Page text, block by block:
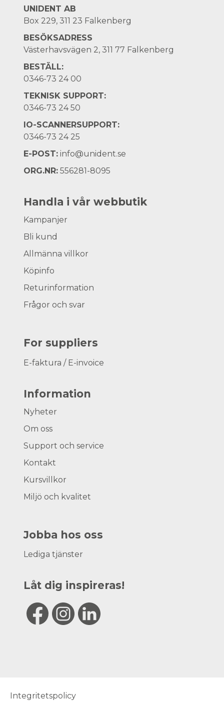
UNIDENT AB
Box 229, 311 23 Falkenberg
BESÖKSADRESS
Västerhavsvägen 2, 311 77 Falkenberg
BESTÄLL:
0346-73 24 00
TEKNISK SUPPORT:
0346-73 24 50
IO-SCANNERSUPPORT:
0346-73 24 25
E-POST: info@unident.se
ORG.NR: 556281-8095
Handla i vår webbutik
Kampanjer
Bli kund
Allmänna villkor
Köpinfo
Returinformation
Frågor och svar
For suppliers
E-faktura / E-invoice
Information
Nyheter
Om oss
Support och service
Kontakt
Kursvillkor
Miljö och kvalitet
Jobba hos oss
Lediga tjänster
Låt dig inspireras!
Integritetspolicy